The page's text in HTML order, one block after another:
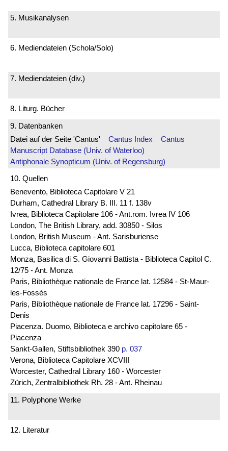
5. Musikanalysen
6. Mediendateien (Schola/Solo)
7. Mediendateien (div.)
8. Liturg. Bücher
9. Datenbanken
Datei auf der Seite 'Cantus' Cantus Index
Cantus
Manuscript Database (Univ. of Waterloo)
Antiphonale Synopticum (Univ. of Regensburg)
10. Quellen
Benevento, Biblioteca Capitolare V 21
Durham, Cathedral Library B. III. 11 f. 138v
Ivrea, Biblioteca Capitolare 106 - Ant.rom. Ivrea IV 106
London, The British Library, add. 30850 - Silos
London, British Museum - Ant. Sarisburiense
Lucca, Biblioteca capitolare 601
Monza, Basilica di S. Giovanni Battista - Biblioteca Capitol C.
12/75 - Ant. Monza
Paris, Bibliothèque nationale de France lat. 12584 - St-Maur-
les-Fossés
Paris, Bibliothèque nationale de France lat. 17296 - Saint-
Denis
Piacenza. Duomo, Biblioteca e archivo capitolare 65 -
Piacenza
Sankt-Gallen, Stiftsbibliothek 390 p. 037
Verona, Biblioteca Capitolare XCVIII
Worcester, Cathedral Library 160 - Worcester
Zürich, Zentralbibliothek Rh. 28 - Ant. Rheinau
11. Polyphone Werke
12. Literatur